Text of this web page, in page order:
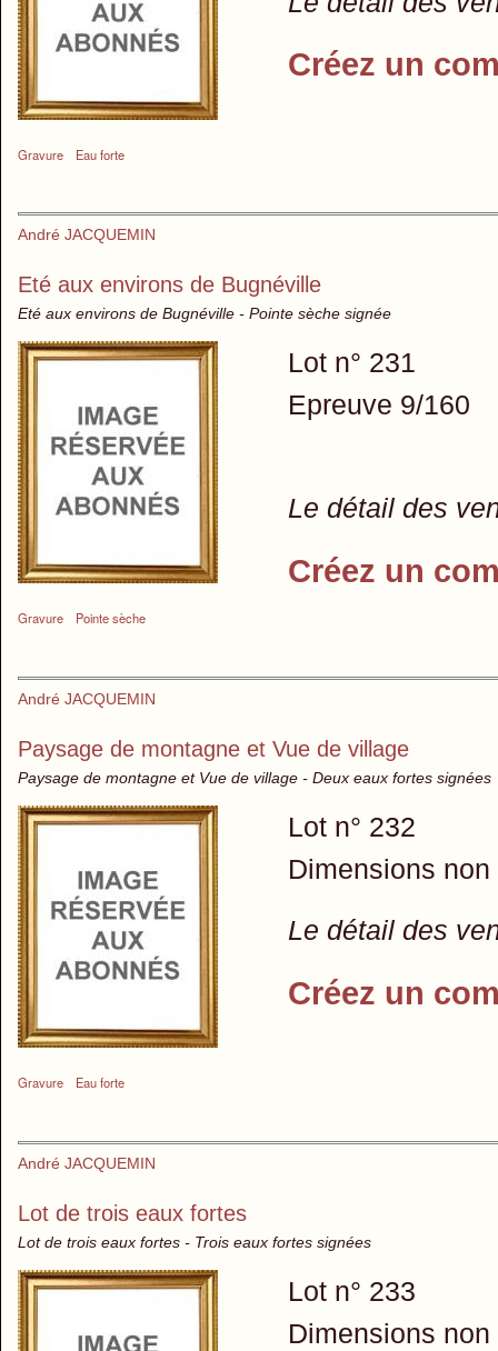
Gravure Eau forte
Créez un
André JACQUEMIN
Eté aux environs de Bugnéville
Eté aux environs de Bugnéville - Pointe sèche signée
Gravure Pointe sèche
Lot n° 231
Epreuve 9/160
Le détail des
Créez un
André JACQUEMIN
Paysage de montagne et Vue de village
Paysage de montagne et Vue de village - Deux eaux fortes signées
Gravure Eau forte
Lot n° 232
Dimensions
Le détail des
Créez un
André JACQUEMIN
Lot de trois eaux fortes
Lot de trois eaux fortes - Trois eaux fortes signées
Lot n° 233
Dimensions